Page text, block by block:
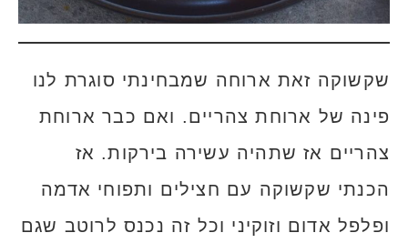
שקשוקה זאת ארוחה שמבחינתי סוגרת לנו
פינה של ארוחת צהריים. ואם כבר ארוחת
צהריים אז שתהיה עשירה בירקות. אז
הכנתי שקשוקה עם חצילים ותפוחי אדמה
ופלפל אדום וזוקיני וכל זה נכנס לרוטב שגם